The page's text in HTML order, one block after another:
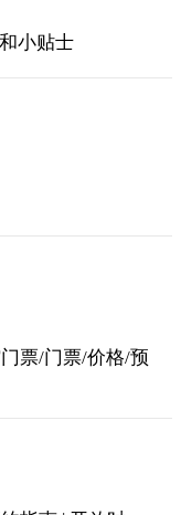
小贴士
票/门票/价格/预